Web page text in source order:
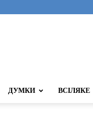
ДУМКИ ВСІЛЯКЕ